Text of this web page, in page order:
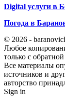
Digital услуги в
Погода в
© 2026 -
Любое
только с
Все материалы
источников и
авторство
Sign in